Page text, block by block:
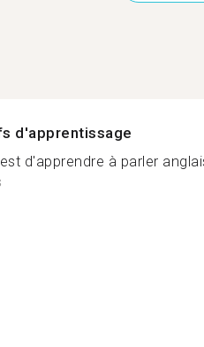
d'apprentissage
d'apprendre à parler